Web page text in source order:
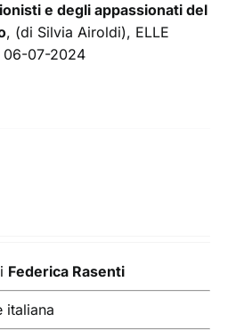
e degli appassionati del
, (di Silvia Airoldi), ELLE
06-07-2024
Federica Rasenti
italiana